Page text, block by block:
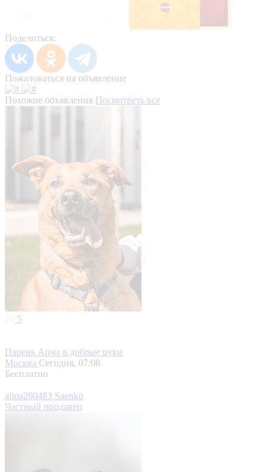
Поделиться:
Пожаловаться на объявление
Похожие объявления Посмотреть все
5
Парень Арчи в добрые руки
Москва Сегодня, 07:08
Бесплатно
alina260483 Saenko
Частный продавец